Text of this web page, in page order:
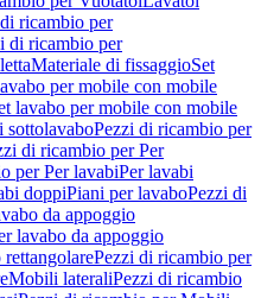
ricambio per
di ricambio per
Materiale di fissaggioSet
per mobile con mobile
lavabo per mobile con mobile
sottolavaboPezzi di ricambio per
di ricambio per Per
per Per lavabiPer lavabi
doppiPiani per lavaboPezzi di
da appoggio
lavabo da appoggio
Pezzi di ricambio per
Mobili lateraliPezzi di ricambio